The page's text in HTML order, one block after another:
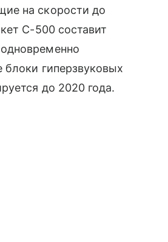
на скорости до
С-500 составит
гиперзвуковых
до 2020 года.